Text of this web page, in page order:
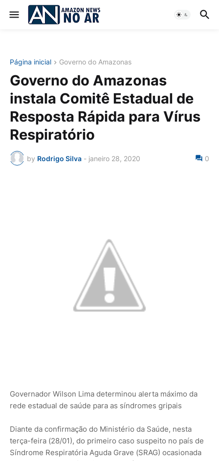
Página inicial Governo do Amazonas
Governo do Amazonas
instala Comitê Estadual de
Resposta Rápida para Vírus
Respiratório
by Rodrigo Silva - janeiro 28, 2020 0
Governador Wilson Lima determinou alerta máximo da
rede estadual de saúde para as síndromes gripais
Diante da confirmação do Ministério da Saúde, nesta
terça-feira (28/01), do primeiro caso suspeito no país de
Síndrome Respiratória Aguda Grave (SRAG) ocasionada